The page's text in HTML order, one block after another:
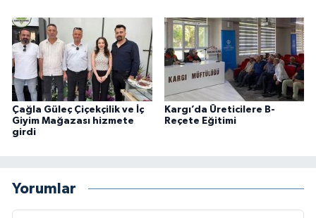
Çağla Güleç Çiçekçilik ve İç
Giyim Mağazası hizmete
girdi
Kargı’da Üreticilere B-
Reçete Eğitimi
Yorumlar